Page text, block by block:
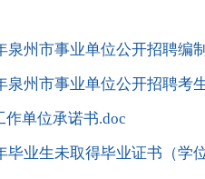
泉州市事业单位公开招聘编
泉州市事业单位公开招聘考
作单位承诺书.doc
毕业生未取得毕业证书（学